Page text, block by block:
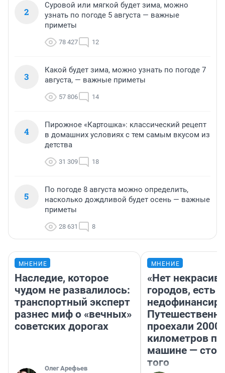
2
Суровой или мягкой будет зима, можно
узнать по погоде 5 августа — важные
приметы
78 427 12
3
Какой будет зима, можно узнать по погоде 7
августа, — важные приметы
57 806 14
4
Пирожное «Картошка»: классический рецепт
в домашних условиях с тем самым вкусом из
детства
31 309 18
5
По погоде 8 августа можно определить,
насколько дождливой будет осень — важные
приметы
28 631 8
МНЕНИЕ
Наследие, которое
чудом не развалилось:
транспортный эксперт
разнес миф о «вечных»
советских дорогах
Олег Арефьев
МНЕНИЕ
«Нет
городов, есть
проехали 2000
километров по
машине —
того